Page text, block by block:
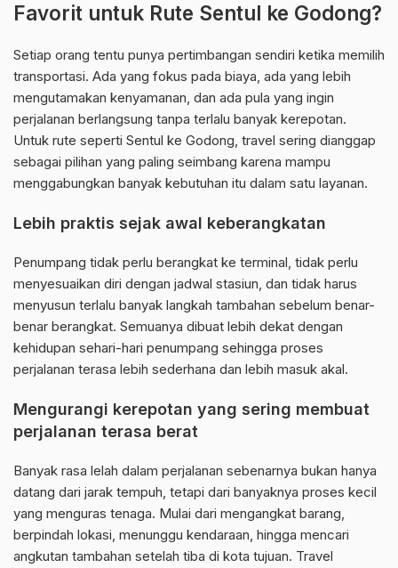
Favorit untuk Rute Sentul ke Godong?
Setiap orang tentu punya pertimbangan sendiri ketika memilih
transportasi. Ada yang fokus pada biaya, ada yang lebih
mengutamakan kenyamanan, dan ada pula yang ingin
perjalanan berlangsung tanpa terlalu banyak kerepotan.
Untuk rute seperti Sentul ke Godong, travel sering dianggap
sebagai pilihan yang paling seimbang karena mampu
menggabungkan banyak kebutuhan itu dalam satu layanan.
Lebih praktis sejak awal keberangkatan
Penumpang tidak perlu berangkat ke terminal, tidak perlu
menyesuaikan diri dengan jadwal stasiun, dan tidak harus
menyusun terlalu banyak langkah tambahan sebelum benar-
benar berangkat. Semuanya dibuat lebih dekat dengan
kehidupan sehari-hari penumpang sehingga proses
perjalanan terasa lebih sederhana dan lebih masuk akal.
Mengurangi kerepotan yang sering membuat
perjalanan terasa berat
Banyak rasa lelah dalam perjalanan sebenarnya bukan hanya
datang dari jarak tempuh, tetapi dari banyaknya proses kecil
yang menguras tenaga. Mulai dari mengangkat barang,
berpindah lokasi, menunggu kendaraan, hingga mencari
angkutan tambahan setelah tiba di kota tujuan. Travel